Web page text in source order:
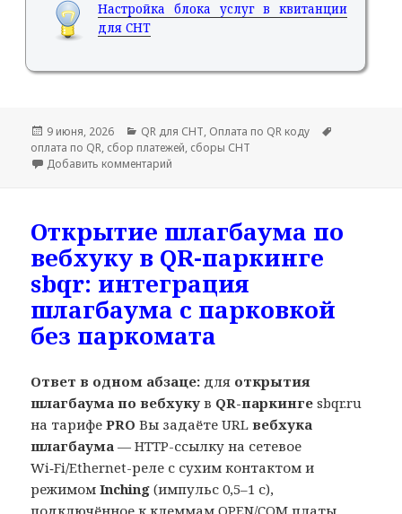
Настройка блока услуг в квитанции
для СНТ
Опубликовано
9 июня, 2026 Рубрики
QR для СНТ, Оплата по QR коду
оплата по QR, сбор платежей, сборы СНТ
Добавить комментарий
Открытие шлагбаума по
вебхуку в QR-паркинге
sbqr: интеграция
шлагбаума с парковкой
без паркомата
Ответ в одном абзаце: для открытия
шлагбаума по вебхуку в QR-паркинге sbqr.ru
на тарифеPRO Вы задаёте URLвебхука
шлагбаума — HTTP-ссылку на сетевое
Wi‑Fi/Ethernet-реле с сухим контактом и
режимомInching (импульс 0,5–1 с),